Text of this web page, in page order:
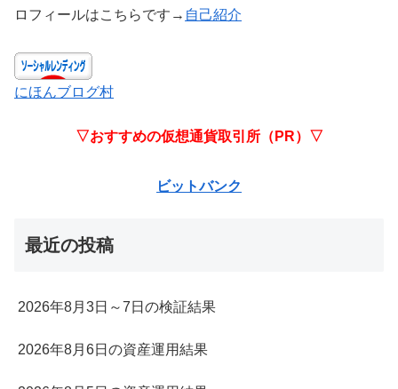
ロフィールはこちらです→ 自己紹介
にほんブログ村
▽おすすめの仮想通貨取引所（PR）▽
ビットバンク
最近の投稿
2026年8月3日～7日の検証結果
2026年8月6日の資産運用結果